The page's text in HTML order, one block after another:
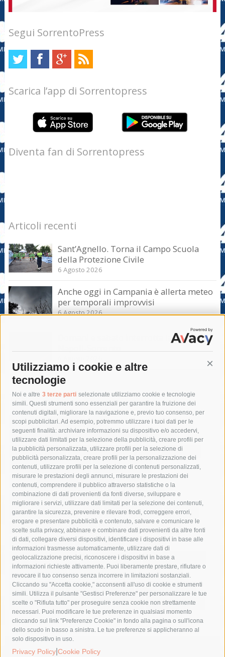
Utilizziamo i cookie e altre
tecnologie
Noi e altre 3 terze parti selezionate utilizziamo cookie e tecnologie
simili. Questi strumenti sono essenziali per garantire la fruizione dei
contenuti digitali, migliorare la navigazione e, previo tuo consenso, per
scopi pubblicitari. Ad esempio, potremmo utilizzare i tuoi dati per le
seguenti finalità: archiviare informazioni su dispositivo e/o accedervi,
utilizzare dati limitati per la selezione della pubblicità, creare profili per
la pubblicità personalizzata, utilizzare profili per la selezione di
pubblicità personalizzata, creare profili per la personalizzazione dei
contenuti, utilizzare profili per la selezione di contenuti personalizzati,
misurare le prestazioni degli annunci, misurare le prestazioni dei
contenuti, comprendere il pubblico attraverso statistiche o la
combinazione di dati provenienti da fonti diverse, sviluppare e
migliorare i servizi, utilizzare dati limitati per la selezione dei contenuti,
garantire la sicurezza, prevenire e rilevare frodi, correggere errori,
erogare e presentare pubblicità e contenuto, salvare e comunicare le
scelte sulla privacy, abbinare e combinare dati provenienti da altre fonti
di dati, collegare diversi dispositivi, identificare i dispositivi in base alle
informazioni trasmesse automaticamente, utilizzare dati di
geolocalizzazione precisi, riconoscere i dispositivi in base a
informazioni richieste attivamente. Puoi liberamente prestare, rifiutare o
revocare il tuo consenso senza incorrere in limitazioni sostanziali.
Cliccando su "Accetta cookie," acconsenti all'uso di cookie e strumenti
simili. Utilizza il pulsante "Gestisci Preferenze" per personalizzare le tue
scelte o "Rifiuta tutto" per proseguire senza cookie non strettamente
necessari. Puoi modificare le tue preferenze in qualsiasi momento
cliccando sul link "Preferenze Cookie" in fondo alla pagina o sull'icona
dello scudo in basso a sinistra. Le tue preferenze si applicheranno al
solo dispositivo in uso.
Privacy Policy Cookie Policy
Segui SorrentoPress
Scarica l’app di Sorrentopress
Diventa fan di Sorrentopress
Articoli recenti
Sant’Agnello. Torna il Campo Scuola
della Protezione Civile
6 Agosto 2026
Anche oggi in Campania è allerta meteo
per temporali improvvisi
6 Agosto 2026
Domani e sabato interrotta la linea Eav
Tag
acqua allerta meteo
anas
area marina protetta di punta campanella
arresto
Asl Napoli 3 sud
capitaneria di porto capri
carabinieri
castellammare di stabia
circumvesuviana
comune di sorrento
concerto
contagi
costiera amalfitana
covid-19 eav
elezioni
fondazione sorrento
gori guardia costiera
incidente
lavori
lorenzo balducelli mare
massa lubrense
massimo coppola
Meta napoli
ordinanza
penisola sorrentina
piano di sorrento
polizia municipale
protezione civile
Regione Campania
sant'agnello
sindaco cuomo
sorrento studenti temporali
treni
turismo
Vico Equense villa fiorentino vincenzo de luca
© 2015 SorrentoPress. All rights reserved.